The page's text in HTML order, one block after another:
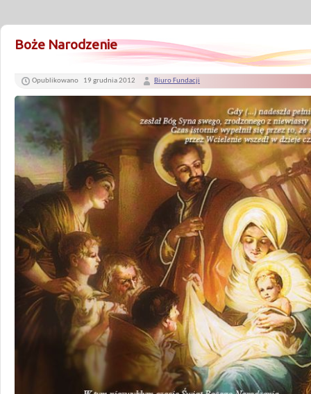
Boże Narodzenie
Opublikowano 19 grudnia 2012 Biuro Fundacji